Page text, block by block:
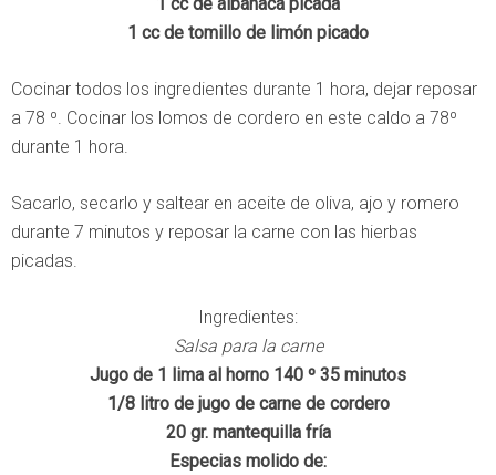
1 cc de tomillo de limón picado
Cocinar todos los ingredientes durante 1 hora, dejar reposar
a 78 º. Cocinar los lomos de cordero en este caldo a 78º
durante 1 hora.
Sacarlo, secarlo y saltear en aceite de oliva, ajo y romero
durante 7 minutos y reposar la carne con las hierbas
picadas.
Ingredientes:
Salsa para la carne
Jugo de 1 lima al horno 140 º 35 minutos
1/8 litro de jugo de carne de cordero
20 gr. mantequilla fría
Especias molido de: